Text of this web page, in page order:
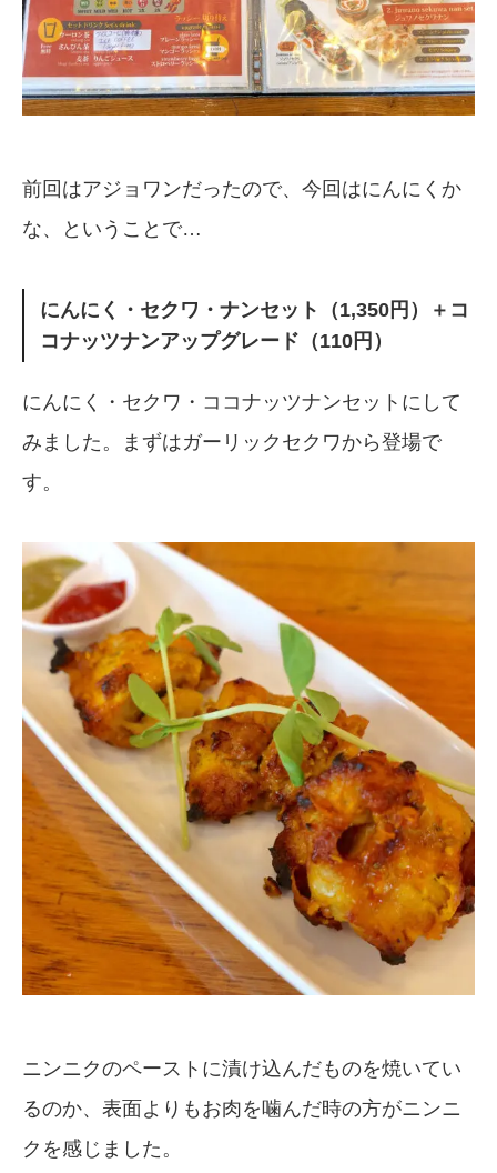
前回はアジョワンだったので、今回はにんにくか
な、ということで…
にんにく・セクワ・ナンセット（1,350円）＋コ
コナッツナンアップグレード（110円）
にんにく・セクワ・ココナッツナンセットにして
みました。まずはガーリックセクワから登場で
す。
ニンニクのペーストに漬け込んだものを焼いてい
るのか、表面よりもお肉を噛んだ時の方がニンニ
クを感じました。